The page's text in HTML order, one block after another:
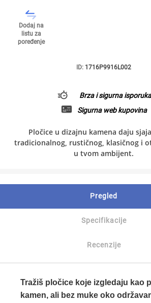
Dodaj na
listu za
poređenje
ID: 1716P9916L002
Brza i sigurna isporuka
Sigurna web kupovina
Pločice u dizajnu kamena daju
tradicionalnog, rustičnog, klasičnog i
u tvom ambijent.
Pregled
Specifikacije
Recenzije
Tražiš pločice koje izgledaju kao
kamen, ali bez muke oko